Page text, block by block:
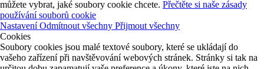
můžete vybrat, jaké soubory cookie chcete. Přečtěte si naše zásady
používání souborů cookie
NastaveníOdmítnout všechny Přijmout všechny
Cookies
Soubory cookies jsou malé textové soubory, které se ukládají do
vašeho zařízení při navštěvování webových stránek. Stránky si tak na